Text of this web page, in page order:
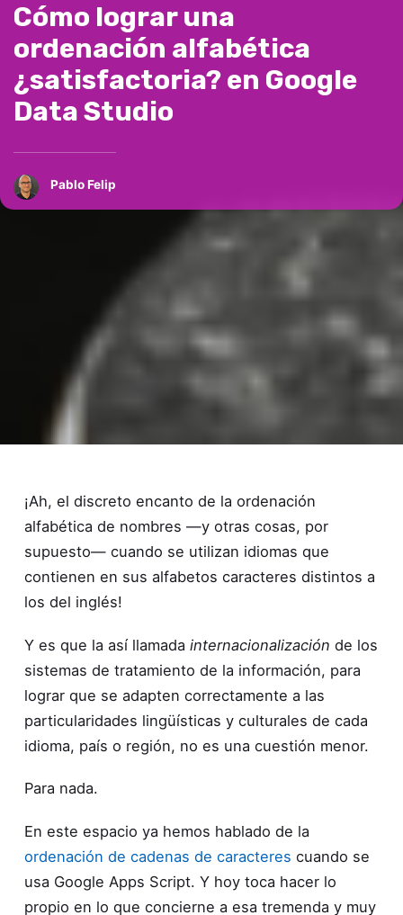
Cómo lograr una
ordenación alfabética
¿satisfactoria? en Google
Data Studio
Pablo Felip
¡Ah, el discreto encanto de la ordenación
alfabética de nombres —y otras cosas, por
supuesto— cuando se utilizan idiomas que
contienen en sus alfabetos caracteres distintos a
los del inglés!
Y es que la así llamada internacionalización de los
sistemas de tratamiento de la información, para
lograr que se adapten correctamente a las
particularidades lingüísticas y culturales de cada
idioma, país o región, no es una cuestión menor.
Para nada.
En este espacio ya hemos hablado de la
ordenación de cadenas de caracteres cuando se
usa Google Apps Script. Y hoy toca hacer lo
propio en lo que concierne a esa tremenda y muy